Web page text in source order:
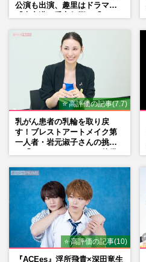
公演も出演、趣里はドラマ
⭐ 高評価の記事(7.7)
乳がん患者の乳輪を取り戻
す！ブレストアートメイク第
一人者・岩元淑子さんの挑戦
⭐ 高評価の記事(10)
『ACEes』浮所飛貴×深田竜生